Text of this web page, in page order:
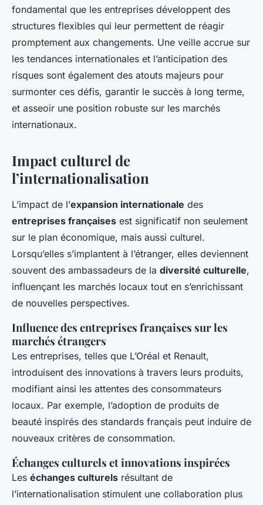
fondamental que les entreprises développent des
structures flexibles qui leur permettent de réagir
promptement aux changements. Une veille accrue sur
les tendances internationales et l’anticipation des
risques sont également des atouts majeurs pour
surmonter ces défis, garantir le succès à long terme,
et asseoir une position robuste sur les marchés
internationaux.
Impact culturel de
l’internationalisation
L’impact de l’expansion internationale des
entreprises françaises est significatif non seulement
sur le plan économique, mais aussi culturel.
Lorsqu’elles s’implantent à l’étranger, elles deviennent
souvent des ambassadeurs de la diversité culturelle,
influençant les marchés locaux tout en s’enrichissant
de nouvelles perspectives.
Influence des entreprises françaises sur les
marchés étrangers
Les entreprises, telles que L’Oréal et Renault,
introduisent des innovations à travers leurs produits,
modifiant ainsi les attentes des consommateurs
locaux. Par exemple, l’adoption de produits de
beauté inspirés des standards français peut induire de
nouveaux critères de consommation.
Échanges culturels et innovations inspirées
Les échanges culturels résultant de
l’internationalisation stimulent une collaboration plus